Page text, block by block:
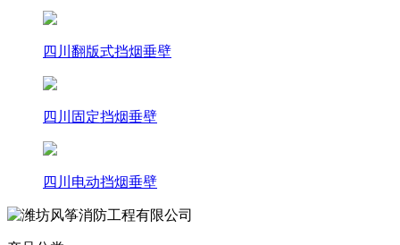
四川翻版式挡烟垂壁
四川固定挡烟垂壁
四川电动挡烟垂壁